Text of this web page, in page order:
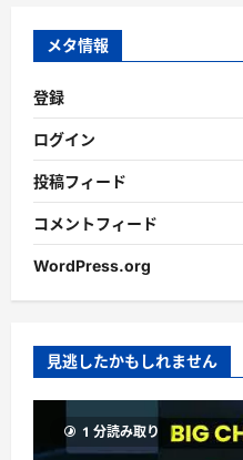
ブ
メタ情報
登録
ログイン
投稿フィード
コメントフィード
WordPress.org
見逃したかもしれません
1 分読み取り